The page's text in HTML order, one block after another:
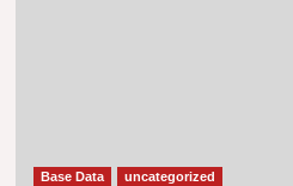
Base Data uncategorized